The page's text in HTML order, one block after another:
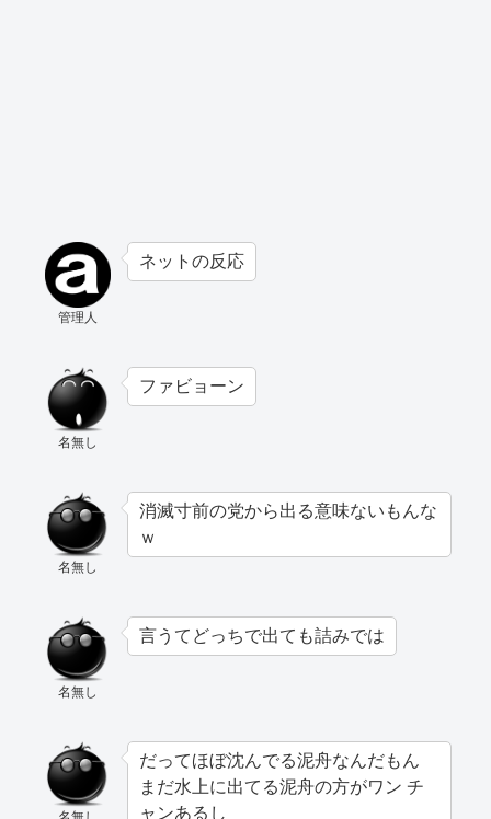
管理人
ネットの反応
名無し
ファビョーン
名無し
消滅寸前の党から出る意味ないもんな
ｗ
名無し
言うてどっちで出ても詰みでは
だってほぼ沈んでる泥舟なんだもん
まだ水上に出てる泥舟の方がワン チ
ャンあるし